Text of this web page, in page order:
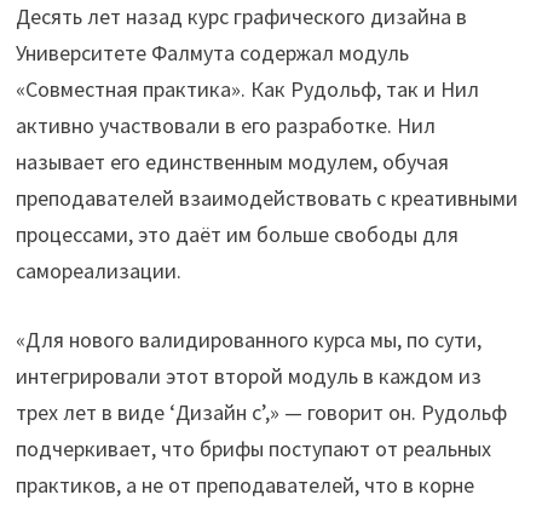
Десять лет назад курс графического дизайна в
Университете Фалмута содержал модуль
«Совместная практика». Как Рудольф, так и Нил
активно участвовали в его разработке. Нил
называет его единственным модулем, обучая
преподавателей взаимодействовать с креативными
процессами, это даёт им больше свободы для
самореализации.
«Для нового валидированного курса мы, по сути,
интегрировали этот второй модуль в каждом из
трех лет в виде ‘Дизайн с’,» — говорит он. Рудольф
подчеркивает, что брифы поступают от реальных
практиков, а не от преподавателей, что в корне